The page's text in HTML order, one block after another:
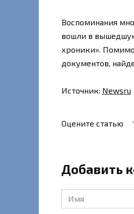
Воспоминания
вошли в
хроники».
документов,
Источник: Newsru
Оцените статью
Добавить
Имя
*